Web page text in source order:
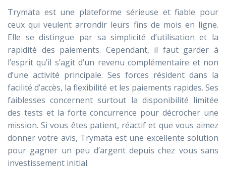
Trymata est une plateforme sérieuse et fiable pour
ceux qui veulent arrondir leurs fins de mois en ligne.
Elle se distingue par sa simplicité d’utilisation et la
rapidité des paiements. Cependant, il faut garder à
l’esprit qu’il s’agit d’un revenu complémentaire et non
d’une activité principale. Ses forces résident dans la
facilité d’accès, la flexibilité et les paiements rapides. Ses
faiblesses concernent surtout la disponibilité limitée
des tests et la forte concurrence pour décrocher une
mission. Si vous êtes patient, réactif et que vous aimez
donner votre avis, Trymata est une excellente solution
pour gagner un peu d’argent depuis chez vous sans
investissement initial.